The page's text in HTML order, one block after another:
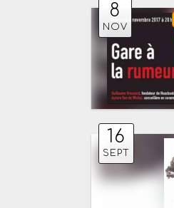
8
NOV
16
SEPT